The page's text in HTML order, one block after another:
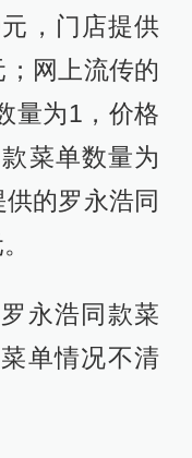
，门店提供
网上流传的
量为1，价格
菜单数量为
的罗永浩同
永浩同款菜
单情况不清